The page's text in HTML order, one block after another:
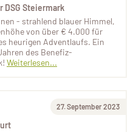
27. September 2023
DSG Steiermark
- strahlend blauer Himmel,
von über € 4.000 für
heurigen Adventlaufs. Ein
des Benefiz-
Weiterlesen...